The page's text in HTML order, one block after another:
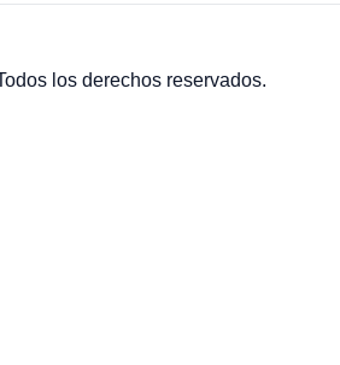
los derechos reservados.